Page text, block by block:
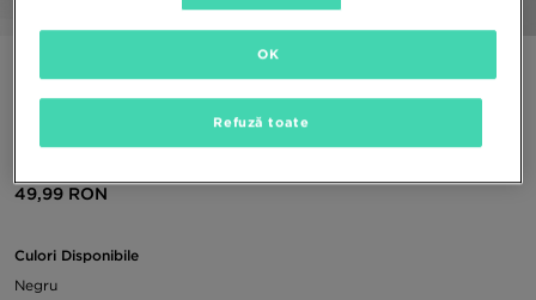
MCKENZIE CU GLUGĂ ESSENTIAL 2
OVERHEAD HOODIE JUNIOR
49,99 RON
Culori Disponibile
Negru
Refuză toate
OK